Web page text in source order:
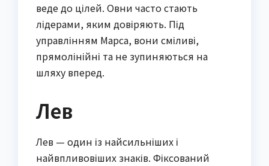
веде до цілей. Овни часто стають
лідерами, яким довіряють. Під
управлінням Марса, вони сміливі,
прямолінійні та не зупиняються на
шляху вперед.
Лев
Лев — один із найсильніших і
найвпливовіших знаків. Фіксований